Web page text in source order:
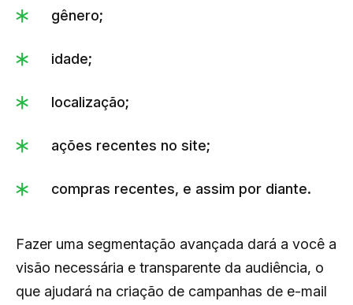
gênero;
idade;
localização;
ações recentes no site;
compras recentes, e assim por diante.
Fazer uma segmentação avançada dará a você a
visão necessária e transparente da audiência, o
que ajudará na criação de campanhas de e-mail